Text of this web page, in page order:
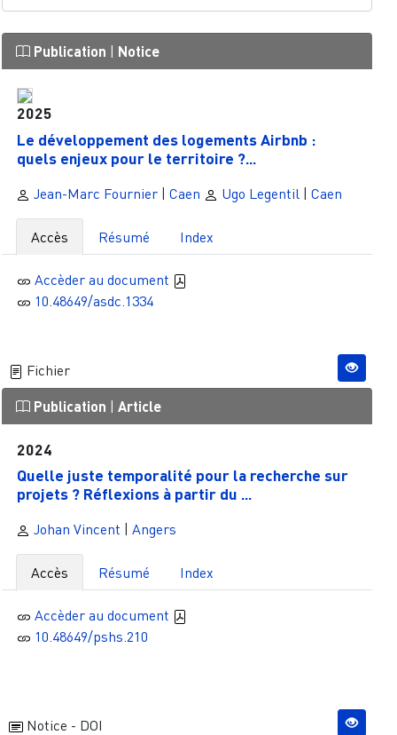
Publication | Notice
2025
Le développement des logements Airbnb :
quels enjeux pour le territoire ?...
Jean-Marc Fournier| Caen Ugo Legentil | Caen
Accès Résumé Index
Accèder au document
10.48649/asdc.1334
Fichier
Publication | Article
2024
Quelle juste temporalité pour la recherche sur
projets ? Réflexions à partir du ...
Johan Vincent Angers
Accès Résumé Index
Accèder au document
10.48649/pshs.210
Notice - DOI